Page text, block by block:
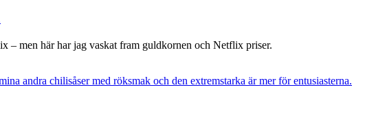
– men här har jag vaskat fram guldkornen och Netflix priser.